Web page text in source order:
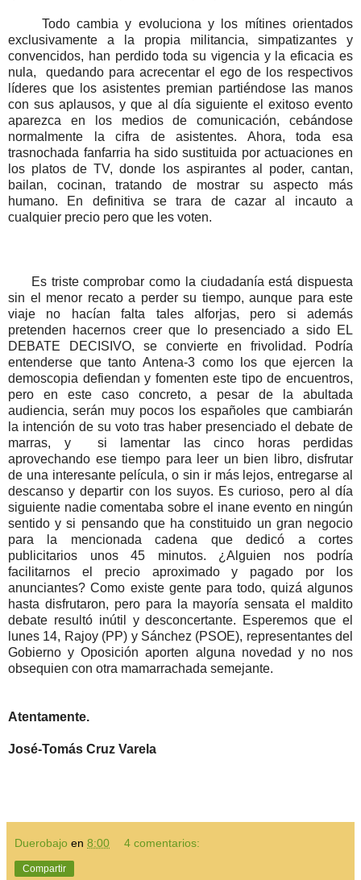
Todo cambia y evoluciona y los mítines orientados
exclusivamente a la propia militancia, simpatizantes y
convencidos, han perdido toda su vigencia y la eficacia es
nula, quedando para acrecentar el ego de los respectivos
líderes que los asistentes premian partiéndose las manos
con sus aplausos, y que al día siguiente el exitoso evento
aparezca en los medios de comunicación, cebándose
normalmente la cifra de asistentes. Ahora, toda esa
trasnochada fanfarria ha sido sustituida por actuaciones en
los platos de TV, donde los aspirantes al poder, cantan,
bailan, cocinan, tratando de mostrar su aspecto más
humano. En definitiva se trara de cazar al incauto a
cualquier precio pero que les voten.
Es triste comprobar como la ciudadanía está dispuesta
sin el menor recato a perder su tiempo, aunque para este
viaje no hacían falta tales alforjas, pero si además
pretenden hacernos creer que lo presenciado a sido EL
DEBATE DECISIVO, se convierte en frivolidad. Podría
entenderse que tanto Antena-3 como los que ejercen la
demoscopia defiendan y fomenten este tipo de encuentros,
pero en este caso concreto, a pesar de la abultada
audiencia, serán muy pocos los españoles que cambiarán
la intención de su voto tras haber presenciado el debate de
marras, y si lamentar las cinco horas perdidas
aprovechando ese tiempo para leer un bien libro, disfrutar
de una interesante película, o sin ir más lejos, entregarse al
descanso y departir con los suyos. Es curioso, pero al día
siguiente nadie comentaba sobre el inane evento en ningún
sentido y si pensando que ha constituido un gran negocio
para la mencionada cadena que dedicó a cortes
publicitarios unos 45 minutos. ¿Alguien nos podría
facilitarnos el precio aproximado y pagado por los
anunciantes? Como existe gente para todo, quizá algunos
hasta disfrutaron, pero para la mayoría sensata el maldito
debate resultó inútil y desconcertante. Esperemos que el
lunes 14, Rajoy (PP) y Sánchez (PSOE), representantes del
Gobierno y Oposición aporten alguna novedad y no nos
obsequien con otra mamarrachada semejante.
Atentamente.
José-Tomás Cruz Varela
Duerobajo en 8:00 4 comentarios:
Compartir